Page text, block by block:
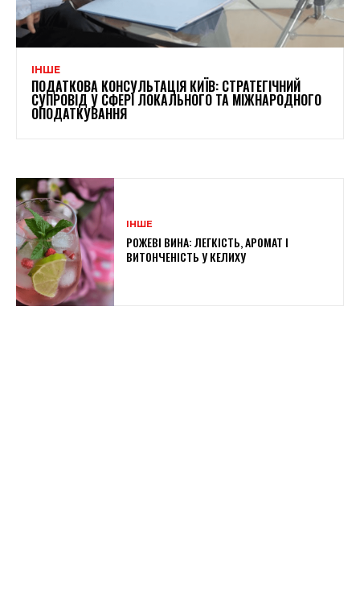
ІНШЕ
ПОДАТКОВА КОНСУЛЬТАЦІЯ КИЇВ: СТРАТЕГІЧНИЙ
СУПРОВІД У СФЕРІ ЛОКАЛЬНОГО ТА МІЖНАРОДНОГО
ОПОДАТКУВАННЯ
ІНШЕ
РОЖЕВІ ВИНА: ЛЕГКІСТЬ, АРОМАТ І
ВИТОНЧЕНІСТЬ У КЕЛИХУ